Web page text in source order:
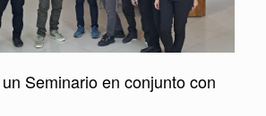
Seminario en conjunto con